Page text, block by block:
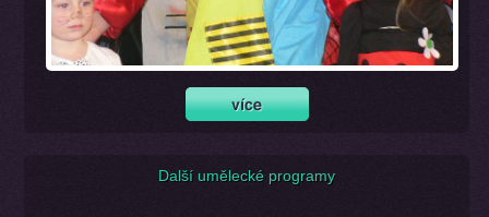
Další umělecké programy